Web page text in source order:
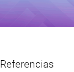
Referencias